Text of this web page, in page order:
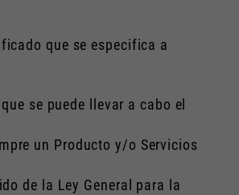
que se especifica a
se puede llevar a cabo el
un Producto y/o Servicios
de la Ley General para la